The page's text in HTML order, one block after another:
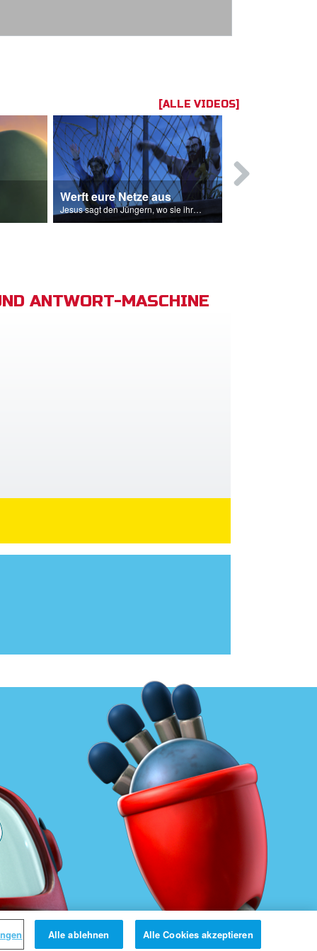
[ALLE VIDEOS]
Werft eure Netze aus
Jesus sagt den Jüngern, wo sie ihre Netze auswerfen sollen.
ANTWORT-MASCHINE
Alle ablehnen Alle Cookies akzeptieren